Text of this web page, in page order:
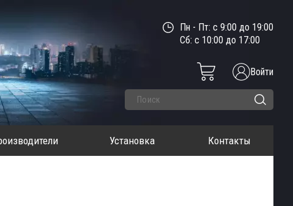
Пн - Пт: с 9:00 до 19:00
Сб: с 10:00 до 17:00
Войти
Установка Контакты